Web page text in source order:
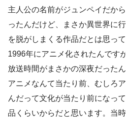
主人公の名前がジュンペイだか
ったんだけど、まさか異世界に
を脱がしまくる作品だとは思っ
1996年にアニメ化されたんです
放送時間がまさかの深夜だった
アニメなんて当たり前、むしろ
んだって文化が当たり前になっ
品くらいからだと思います。当